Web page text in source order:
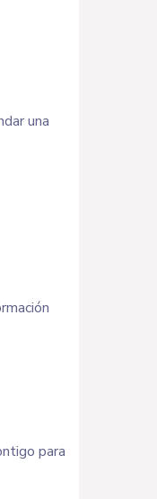
una
para